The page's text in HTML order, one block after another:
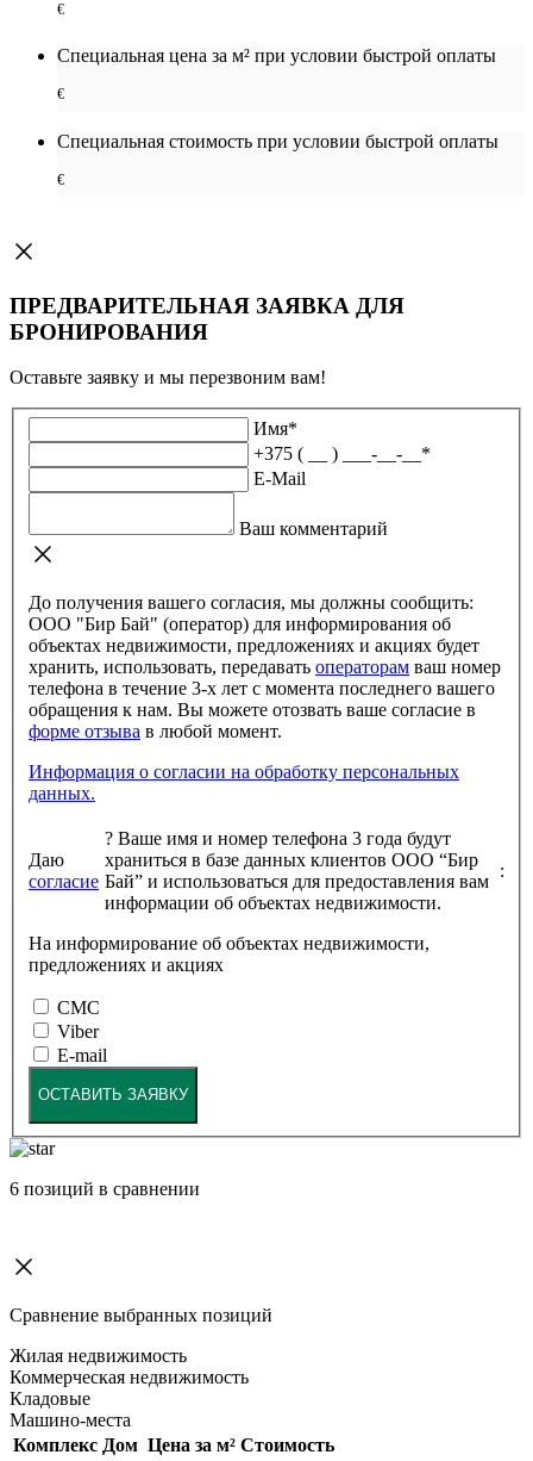
€
Специальная цена за м² при условии быстрой оплаты
€
Специальная cтоимость при условии быстрой оплаты
€
ПРЕДВАРИТЕЛЬНАЯ ЗАЯВКА ДЛЯ
БРОНИРОВАНИЯ
Оставьте заявку и мы перезвоним вам!
Имя*
+375 ( __ ) ___-__-__ *
E-Mail
Ваш комментарий
До получения вашего согласия, мы должны сообщить:
ООО "Бир Бай" (оператор) для информирования об
объектах недвижимости, предложениях и акциях будет
хранить, использовать, передавать операторам
телефона в течение 3-х лет с момента последнего вашего
обращения к нам. Вы можете отозвать ваше согласие в
форме отзыва
в любой момент.
Информация о согласии на обработку персональных
данных.
Даю
согласие
? Ваше имя и номер телефона 3 года будут
храниться в базе данных клиентов ООО “Бир
Бай” и использоваться для предоставления вам
информации об объектах недвижимости.
:
На информирование об объектах недвижимости,
предложениях и акциях
СМС
Viber
E-mail
ОСТАВИТЬ ЗАЯВКУ
6 позиций в сравнении
Сравнение выбранных позиций
Жилая недвижимость
Коммерческая недвижимость
Кладовые
Машино-места
Комплекс Дом Цена за м² Стоимость